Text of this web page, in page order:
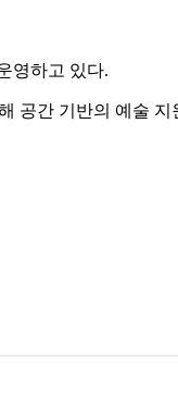
영하고 있다.
공간 기반의 예술